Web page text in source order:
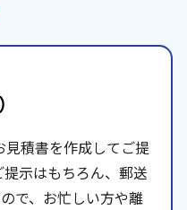
積書を作成してご提
示はもちろん、郵送
で、お忙しい方や離